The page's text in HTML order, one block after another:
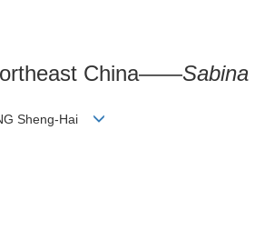
China——Sabina
Sheng-Hai